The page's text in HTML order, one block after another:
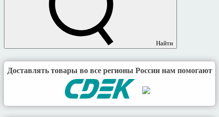
Найти
Доставлять товары во все регионы России нам помогают